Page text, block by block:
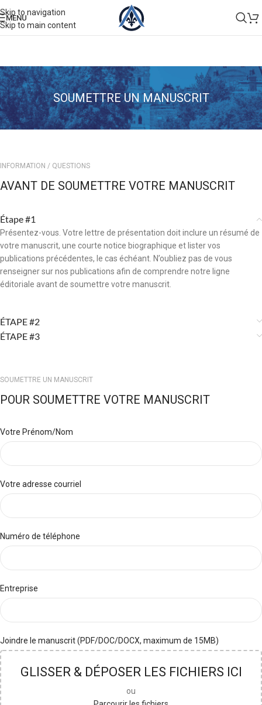
Skip to navigation
Skip to main content
MENU
SOUMETTRE UN MANUSCRIT
INFORMATION / QUESTIONS
AVANT DE SOUMETTRE VOTRE MANUSCRIT
Étape #1
Présentez-vous. Votre lettre de présentation doit inclure un résumé de
votre manuscrit, une courte notice biographique et lister vos
publications précédentes, le cas échéant. N’oubliez pas de vous
renseigner sur nos publications afin de comprendre notre ligne
éditoriale avant de soumettre votre manuscrit.
ÉTAPE #2
ÉTAPE #3
SOUMETTRE UN MANUSCRIT
POUR SOUMETTRE VOTRE MANUSCRIT
Votre Prénom/Nom
Votre adresse courriel
Numéro de téléphone
Entreprise
Joindre le manuscrit (PDF/DOC/DOCX, maximum de 15MB)
GLISSER & DÉPOSER LES FICHIERS ICI
ou